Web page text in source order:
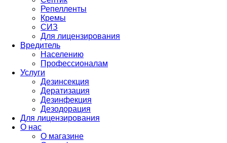
Репелленты
Кремы
СИЗ
Для лицензирования
Вредитель
Населению
Профессионалам
Услуги
Дезинсекция
Дератизация
Дезинфекция
Дезодорация
Для лицензирования
О нас
О магазине